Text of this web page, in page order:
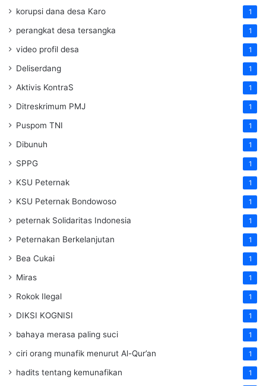
korupsi dana desa Karo 1
perangkat desa tersangka 1
video profil desa 1
Deliserdang 1
Aktivis KontraS 1
Ditreskrimum PMJ 1
Puspom TNI 1
Dibunuh 1
SPPG 1
KSU Peternak 1
KSU Peternak Bondowoso 1
peternak Solidaritas Indonesia 1
Peternakan Berkelanjutan 1
Bea Cukai 1
Miras 1
Rokok Ilegal 1
DIKSI KOGNISI 1
bahaya merasa paling suci 1
ciri orang munafik menurut Al-Qur’an 1
hadits tentang kemunafikan 1